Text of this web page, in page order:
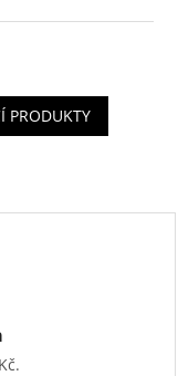
PRODUKTY